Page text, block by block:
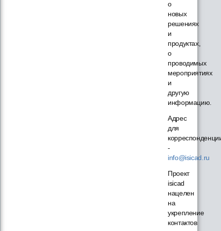
о
новых
решениях
и
продуктах,
о
проводимых
мероприятиях
и
другую
информацию.
Адрес
для
-
info@isicad.ru
Проект
isicad
нацелен
на
укрепление
контактов